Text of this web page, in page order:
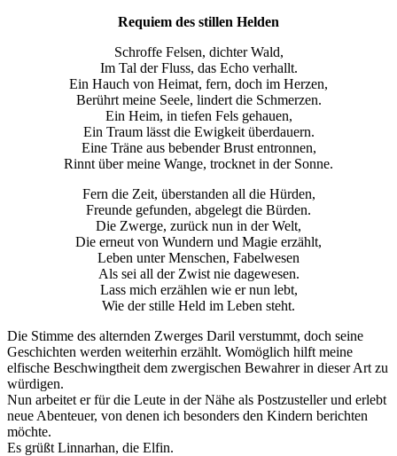
Requiem des stillen Helden
Schroffe Felsen, dichter Wald,
Im Tal der Fluss, das Echo verhallt.
Ein Hauch von Heimat, fern, doch im Herzen,
Berührt meine Seele, lindert die Schmerzen.
Ein Heim, in tiefen Fels gehauen,
Ein Traum lässt die Ewigkeit überdauern.
Eine Träne aus bebender Brust entronnen,
Rinnt über meine Wange, trocknet in der Sonne.
Fern die Zeit, überstanden all die Hürden,
Freunde gefunden, abgelegt die Bürden.
Die Zwerge, zurück nun in der Welt,
Die erneut von Wundern und Magie erzählt,
Leben unter Menschen, Fabelwesen
Als sei all der Zwist nie dagewesen.
Lass mich erzählen wie er nun lebt,
Wie der stille Held im Leben steht.
Die Stimme des alternden Zwerges Daril verstummt, doch seine
Geschichten werden weiterhin erzählt. Womöglich hilft meine
elfische Beschwingtheit dem zwergischen Bewahrer in dieser Art zu
würdigen.
Nun arbeitet er für die Leute in der Nähe als Postzusteller und erlebt
neue Abenteuer, von denen ich besonders den Kindern berichten
möchte.
Es grüßt Linnarhan, die Elfin.